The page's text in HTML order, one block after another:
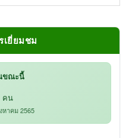
เยี่ยมชม
ขณะนี้
คน
าคม 2565